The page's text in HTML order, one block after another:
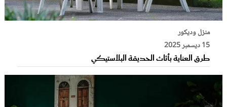
منزل وديكور
15 ديسمبر 2025
طرق العناية بأثاث الحديقة البلاستيكي